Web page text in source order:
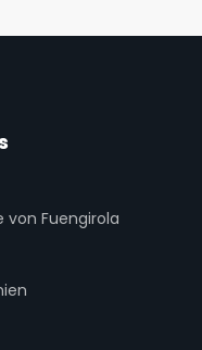
von Fuengirola